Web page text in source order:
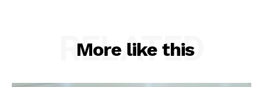
More like this
RELATED